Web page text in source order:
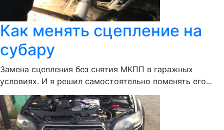
Как менять сцепление на
субару
Замена сцепления без снятия МКПП в гаражных
условиях. И я решил самостоятельно поменять его...